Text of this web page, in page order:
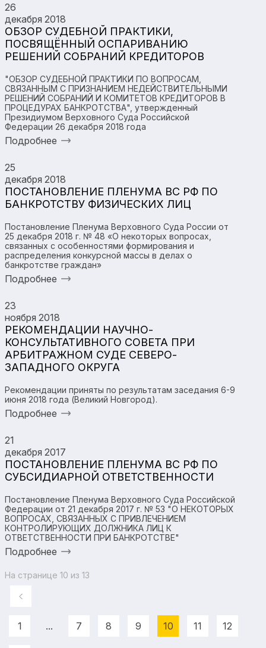
26
декабря 2018
ОБЗОР СУДЕБНОЙ ПРАКТИКИ,
ПОСВЯЩЁННЫЙ ОСПАРИВАНИЮ
РЕШЕНИЙ СОБРАНИЙ КРЕДИТОРОВ
"ОБЗОР СУДЕБНОЙ ПРАКТИКИ ПО ВОПРОСАМ,
СВЯЗАННЫМ С ПРИЗНАНИЕМ НЕДЕЙСТВИТЕЛЬНЫМИ
РЕШЕНИЙ СОБРАНИЙ И КОМИТЕТОВ КРЕДИТОРОВ В
ПРОЦЕДУРАХ БАНКРОТСТВА", утвержденный
Президиумом Верховного Суда Российской
Федерации 26 декабря 2018 года
Подробнее
25
декабря 2018
ПОСТАНОВЛЕНИЕ ПЛЕНУМА ВС РФ ПО
БАНКРОТСТВУ ФИЗИЧЕСКИХ ЛИЦ
Постановление Пленума Верховного Суда России от
25 декабря 2018 г. № 48 «О некоторых вопросах,
связанных с особенностями формирования и
распределения конкурсной массы в делах о
банкротстве граждан»
Подробнее
23
ноября 2018
РЕКОМЕНДАЦИИ НАУЧНО-
КОНСУЛЬТАТИВНОГО СОВЕТА ПРИ
АРБИТРАЖНОМ СУДЕ СЕВЕРО-
ЗАПАДНОГО ОКРУГА
Рекомендации приняты по результатам заседания 6-9
июня 2018 года (Великий Новгород).
Подробнее
21
декабря 2017
ПОСТАНОВЛЕНИЕ ПЛЕНУМА ВС РФ ПО
СУБСИДИАРНОЙ ОТВЕТСТВЕННОСТИ
Постановление Пленума Верховного Суда Российской
Федерации от 21 декабря 2017 г. № 53 "О НЕКОТОРЫХ
ВОПРОСАХ, СВЯЗАННЫХ С ПРИВЛЕЧЕНИЕМ
КОНТРОЛИРУЮЩИХ ДОЛЖНИКА ЛИЦ К
ОТВЕТСТВЕННОСТИ ПРИ БАНКРОТСТВЕ"
Подробнее
На странице 10 из 13
1 ... 7 8 9 10 11 12